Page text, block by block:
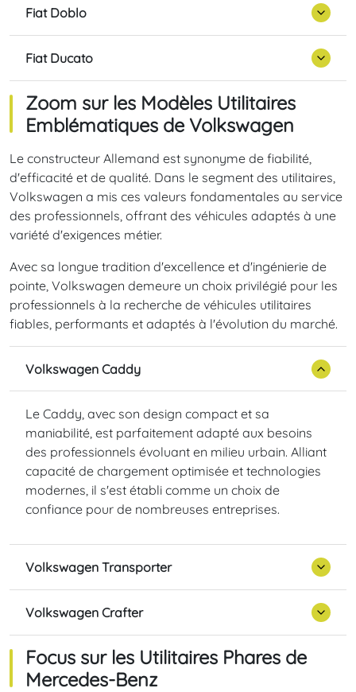
Fiat Doblo
Fiat Ducato
Zoom sur les Modèles Utilitaires
Emblématiques de Volkswagen
Le constructeur Allemand est synonyme de fiabilité,
d'efficacité et de qualité. Dans le segment des utilitaires,
Volkswagen a mis ces valeurs fondamentales au service
des professionnels, offrant des véhicules adaptés à une
variété d'exigences métier.
Avec sa longue tradition d'excellence et d'ingénierie de
pointe, Volkswagen demeure un choix privilégié pour les
professionnels à la recherche de véhicules utilitaires
fiables, performants et adaptés à l'évolution du marché.
Volkswagen Caddy
Le Caddy, avec son design compact et sa
maniabilité, est parfaitement adapté aux besoins
des professionnels évoluant en milieu urbain. Alliant
capacité de chargement optimisée et technologies
modernes, il s'est établi comme un choix de
confiance pour de nombreuses entreprises.
Volkswagen Transporter
Volkswagen Crafter
Focus sur les Utilitaires Phares de
Mercedes-Benz